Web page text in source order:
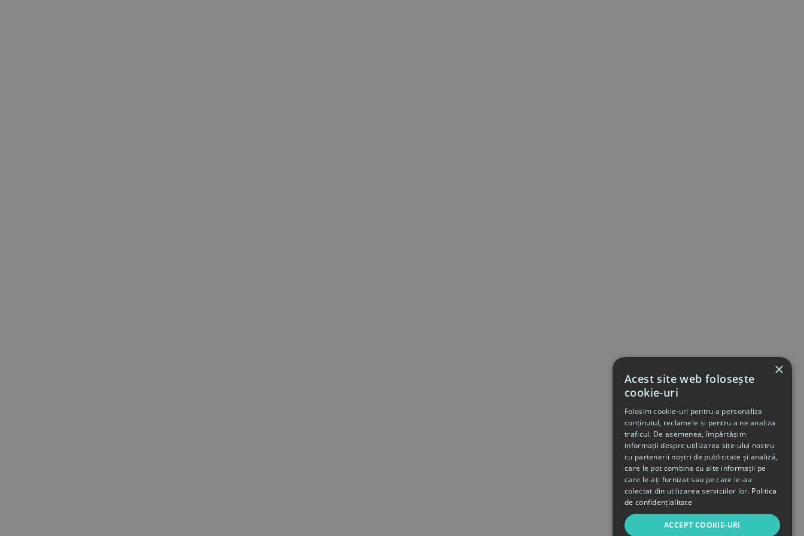
×
Acest site web folosește
cookie-uri
Folosim cookie-uri pentru a personaliza
conținutul, reclamele și pentru a ne analiza
traficul. De asemenea, împărtășim
informații despre utilizarea site-ului nostru
cu partenerii noștri de publicitate și analiză,
care le pot combina cu alte informații pe
care le-ați furnizat sau pe care le-au
colectat din utilizarea serviciilor lor. Politica
de confidențialitate
ACCEPT COOKIE-URI